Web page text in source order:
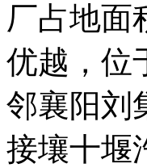
厂占地面
优越，位
邻襄阳刘
接壤十堰